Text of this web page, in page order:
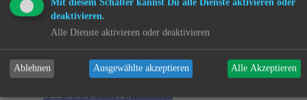
(CH)
↳ 6.1.21. Nachrichten aus der EU
↳ 6.1.22. Nachrichten weltweit
↳ 6.4.2. Kinder- und Jugendhilfe
↳ 6.4.3. Psychiatrie
Mit diesem Schalter kannst Du alle Dienste aktivieren oder
deaktivieren.
Alle Dienste aktivieren oder deaktivieren
Ablehnen Ausgewählte akzeptieren Alle Akzeptieren